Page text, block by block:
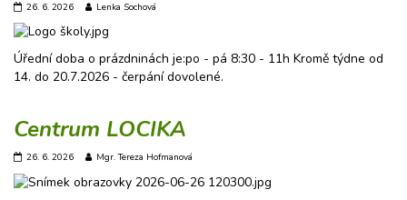
26. 6. 2026 Lenka Sochová
Úřední doba o prázdninách je:po - pá 8:30 - 11h Kromě týdne od
14. do 20.7.2026 - čerpání dovolené.
Centrum LOCIKA
26. 6. 2026 Mgr. Tereza Hofmanová